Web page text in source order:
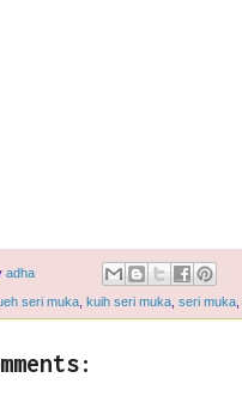
adha
seri muka kuih seri muka seri muka